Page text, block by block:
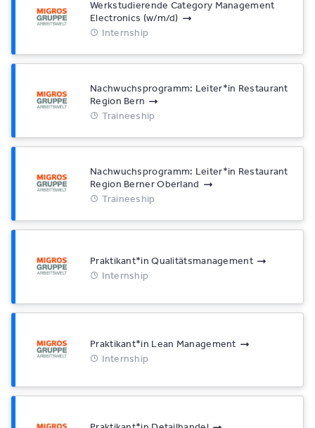
Werkstudierende Category Management
Electronics (w/​m/​d)
Internship
Nachwuchsprogramm: Leiter*​in Restaurant
Region Bern
Traineeship
Nachwuchsprogramm: Leiter*​in Restaurant
Region Berner Oberland
Traineeship
Praktikant*​in Qualitätsmanagement
Internship
Praktikant*​in Lean Management
Internship